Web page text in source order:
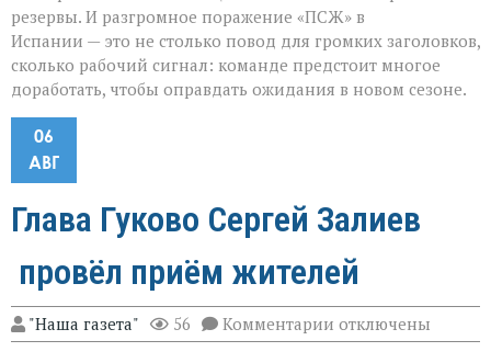
резервы. И разгромное поражение «ПСЖ» в
Испании — это не столько повод для громких заголовков,
сколько рабочий сигнал: команде предстоит многое
доработать, чтобы оправдать ожидания в новом сезоне.
06
АВГ
Глава Гуково Сергей Залиев
провёл приём жителей
"Наша газета" 56 Комментарии к
записи
отключены